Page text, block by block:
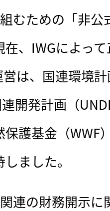
組むための「非
、IWGによっ
営は、国連環境
連開発計画（
護基金（WWF
ました。
連の財務開示に